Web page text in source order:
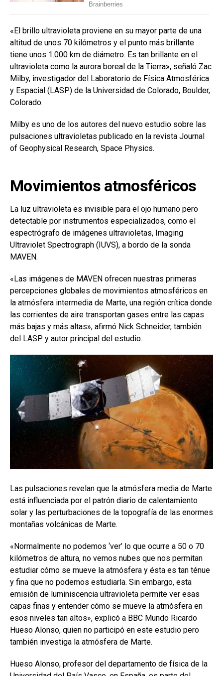
«El brillo ultravioleta proviene en su mayor parte de una
altitud de unos 70 kilómetros y el punto más brillante
tiene unos 1.000 km de diámetro. Es tan brillante en el
ultravioleta como la aurora boreal de la Tierra», señaló Zac
Milby, investigador del Laboratorio de Física Atmosférica
y Espacial (LASP) de la Universidad de Colorado, Boulder,
Colorado.
Milby es uno de los autores del nuevo estudio sobre las
pulsaciones ultravioletas publicado en la revista Journal
of Geophysical Research, Space Physics.
Movimientos atmosféricos
La luz ultravioleta es invisible para el ojo humano pero
detectable por instrumentos especializados, como el
espectrógrafo de imágenes ultravioletas, Imaging
Ultraviolet Spectrograph (IUVS), a bordo de la sonda
MAVEN.
«Las imágenes de MAVEN ofrecen nuestras primeras
percepciones globales de movimientos atmosféricos en
la atmósfera intermedia de Marte, una región crítica donde
las corrientes de aire transportan gases entre las capas
más bajas y más altas», afirmó Nick Schneider, también
del LASP y autor principal del estudio.
Las pulsaciones revelan que la atmósfera media de Marte
está influenciada por el patrón diario de calentamiento
solar y las perturbaciones de la topografía de las enormes
montañas volcánicas de Marte.
«Normalmente no podemos ‘ver’ lo que ocurre a 50 o 70
kilómetros de altura, no vemos nubes que nos permitan
estudiar cómo se mueve la atmósfera y ésta es tan ténue
y fina que no podemos estudiarla. Sin embargo, esta
emisión de luminiscencia ultravioleta permite ver esas
capas finas y entender cómo se mueve la atmósfera en
esos niveles tan altos», explicó a BBC Mundo Ricardo
Hueso Alonso, quien no participó en este estudio pero
también investiga la atmósfera de Marte.
Hueso Alonso, profesor del departamento de física de la